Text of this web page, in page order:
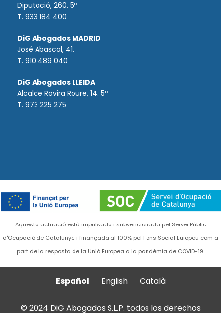
Diputació, 260. 5º
T. 933 184 400
DiG Abogados MADRID
José Abascal, 41.
T. 910 489 040
DiG Abogados LLEIDA
Alcalde Rovira Roure, 14. 5º
T. 973 225 275
Aquesta actuació està impulsada i subvencionada pel Servei Públic
d'Ocupació de Catalunya i finançada al 100% pel Fons Social Europeu com a
part de la resposta de la Unió Europea a la pandèmia de COVID-19.
Español English Català
© 2024 DiG Abogados S.L.P. todos los derechos